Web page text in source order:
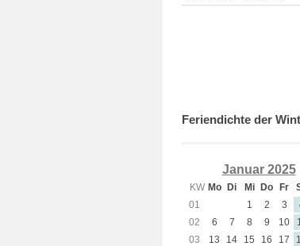
Feriendichte der
Januar 2025
KW Mo Di Mi Do Fr
01
1 2 3
02
6 7 8 9 10
03
13 14 15 16 17